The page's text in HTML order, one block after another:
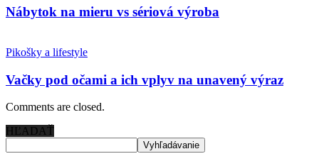
Nábytok na mieru vs sériová výroba
Pikošky a lifestyle
Vačky pod očami a ich vplyv na unavený výraz
Comments are closed.
HĽADAŤ